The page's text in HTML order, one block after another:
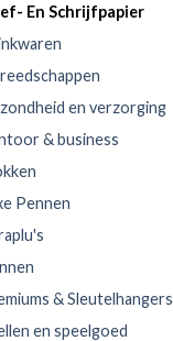
En Schrijfpapier
en verzorging
& business
Pennen
& Sleutelhangers
en speelgoed